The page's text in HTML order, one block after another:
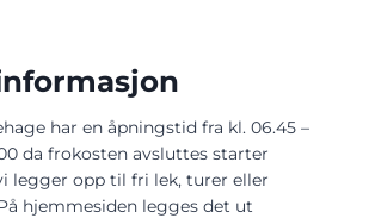
har en åpningstid fra kl. 06.45 –
da frokosten avsluttes starter
legger opp til fri lek, turer eller
hjemmesiden legges det ut